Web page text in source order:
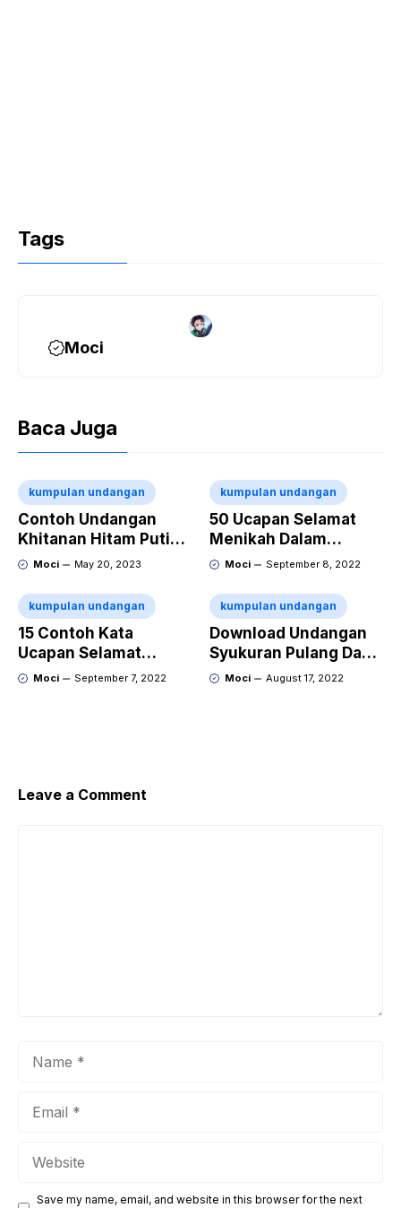
Tags
Moci
Baca Juga
kumpulan undangan
Contoh Undangan
Khitanan Hitam Putih
Simple Bisa Edit
Moci May 20, 2023
kumpulan undangan
50 Ucapan Selamat
Menikah Dalam
Bahasa Korea Dan
Moci September 8, 2022
kumpulan undangan
15 Contoh Kata
Ucapan Selamat
Menikah Dalam
Moci September 7, 2022
kumpulan undangan
Download Undangan
Syukuran Pulang Dan
Pergi Umroh Doc
Moci August 17, 2022
Leave a Comment
Save my name, email, and website in this browser for the next